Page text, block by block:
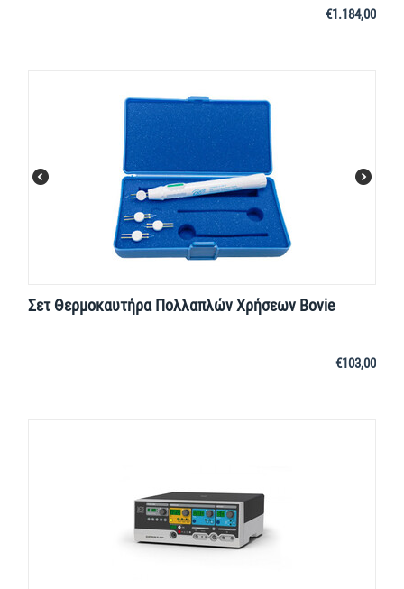
€1.184,00
Σετ Θερμοκαυτήρα Πολλαπλών Χρήσεων Bovie
€103,00